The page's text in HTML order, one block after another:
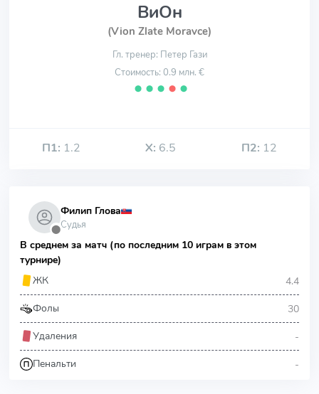
ВиОн
(Vion Zlate Moravce)
Гл. тренер: Петер Гази
Стоимость: 0.9 млн. €
⬤ ⬤ ⬤ ⬤ ⬤
П1: 1.2 Х: 6.5 П2: 12
⬤
Филип Глова
Судья
В среднем за матч (по последним 10 играм в этом
турнире)
ЖК
4.4
Фолы 30
Удаления -
Пенальти -